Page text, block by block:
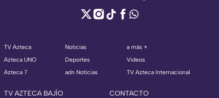
TV Azteca
Azteca UNO
Azteca 7
Noticias
Deportes
adn Noticias
a más +
Videos
TV Azteca Internacional
TV AZTECA BAJÍO CONTACTO